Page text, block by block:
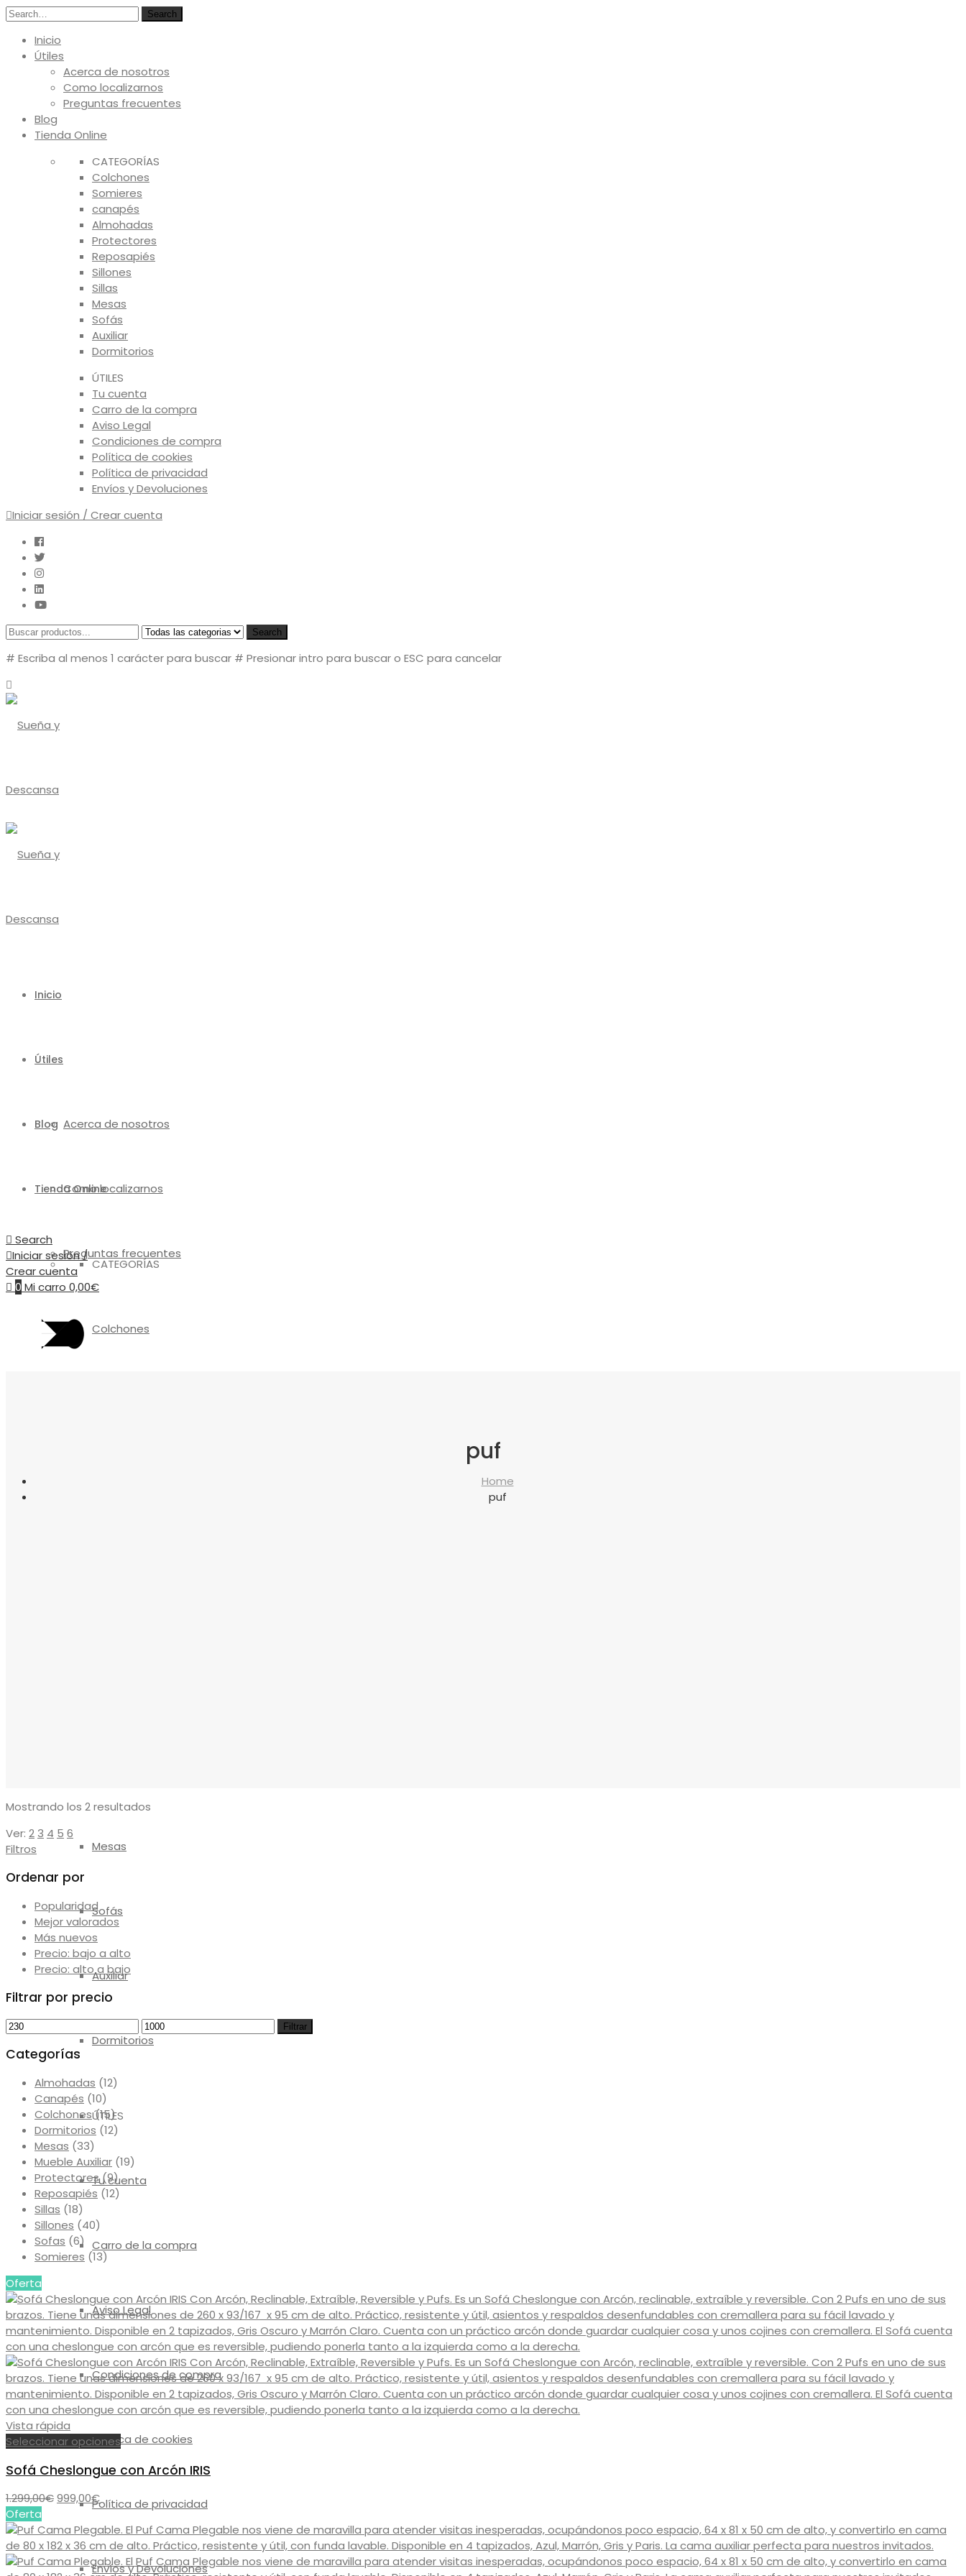
Search
Inicio
Útiles
Acerca de nosotros
Como localizarnos
Preguntas frecuentes
Blog
Tienda Online
CATEGORÍAS
Colchones
Somieres
canapés
Almohadas
Protectores
Reposapiés
Sillones
Sillas
Mesas
Sofás
Auxiliar
Dormitorios
ÚTILES
Tu cuenta
Carro de la compra
Aviso Legal
Condiciones de compra
Política de cookies
Política de privacidad
Envíos y Devoluciones
Iniciar sesión / Crear cuenta
Search
# Escriba al menos 1 carácter para buscar # Presionar intro para buscar o ESC para cancelar
Inicio
Útiles
Acerca de nosotros
Como localizarnos
Preguntas frecuentes
Blog
Tienda Online
CATEGORÍAS
Colchones
Mesas
Sofás
Auxiliar
Dormitorios
ÚTILES
Tu cuenta
Carro de la compra
Aviso Legal
Condiciones de compra
Política de cookies
Política de privacidad
Envíos y Devoluciones
Search
Iniciar sesión /
Crear cuenta
0 Mi carro 0,00€
puf
Home
puf
Mostrando los 2 resultados
Ver: 2 3 4 5 6
Filtros
Ordenar por
Popularidad
Mejor valorados
Más nuevos
Precio: bajo a alto
Precio: alto a bajo
Filtrar por precio
Precio
Precio
máximo
Filtrar
Categorías
Almohadas (12)
Canapés (10)
Colchones (15)
Dormitorios (12)
Mesas (33)
Mueble Auxiliar (19)
Protectores (9)
Reposapiés (12)
Sillas (18)
Sillones (40)
Sofas (6)
Somieres (13)
Oferta
Vista rápida
Seleccionar opcionesEste
tiene
variantes.
opciones
se
pueden
Sofá Cheslongue con Arcón IRIS
1.299,00€El
original
era:
1.299,00€.
999,00€El
precio
actual
es:
999,00€.
Oferta